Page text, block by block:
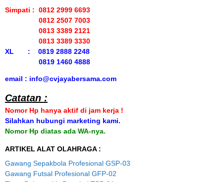
Simpati : 0812 2999 6693
0812 2507 7003
0813 3389 2121
0813 3389 3330
XL : 0819 2888 2248
0819 1460 4888
email : info@cvjayabersama.com
Catatan :
Nomor Hp hanya aktif di jam kerja !
Silahkan hubungi marketing kami.
Nomor Hp diatas ada WA-nya.
ARTIKEL ALAT OLAHRAGA :
Gawang Sepakbola Profesional GSP-03
Gawang Futsal Profesional GFP-02